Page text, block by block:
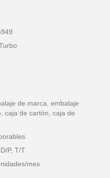
de marca, embalaje
caja de cartón, caja de
P, T/T
mes